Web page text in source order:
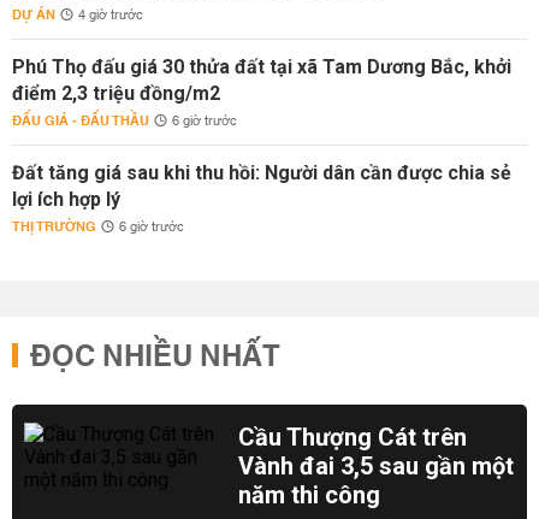
DỰ ÁN 4 giờ trước
Phú Thọ đấu giá 30 thửa đất tại xã Tam Dương Bắc, khởi
điểm 2,3 triệu đồng/m2
ĐẤU GIÁ - ĐẤU THẦU 6 giờ trước
Đất tăng giá sau khi thu hồi: Người dân cần được chia sẻ
lợi ích hợp lý
THỊ TRƯỜNG 6 giờ trước
ĐỌC NHIỀU NHẤT
Cầu Thượng Cát trên
Vành đai 3,5 sau gần một
năm thi công